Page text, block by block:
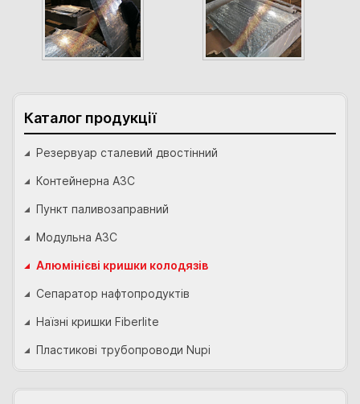
Каталог продукції
Резервуар сталевий двостінний
Контейнерна АЗС
Пункт паливозаправний
Модульна АЗС
Алюмінієві кришки колодязів
Сепаратор нафтопродуктів
Наїзні кришки Fiberlite
Пластикові трубопроводи Nupi